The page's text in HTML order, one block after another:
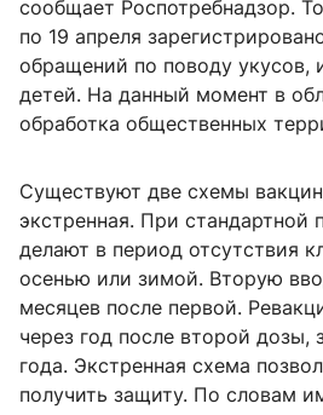
сообщает Роспотребнадзор.
по 19 апреля
обращений по поводу укусов,
детей. На данный момент в
обработка общественных
Существуют две схемы
экстренная. При стандартной
делают в период отсутствия
осенью или зимой. Вторую
месяцев после первой.
через год после второй дозы,
года. Экстренная схема
получить защиту. По словам